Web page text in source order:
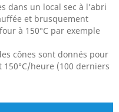
dans un local sec à l’abri
et brusquement
à 150°C par exemple
cônes sont donnés pour
heure (100 derniers